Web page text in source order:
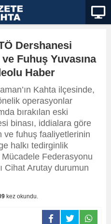
Dershanesi
Fuhuş Yuvasına
Haber
Kahta ilçesinde,
operasyonlar
bırakılan eski
binası, iddialara göre
ve fuhuş faaliyetlerinin
halkı tedirginlik
Federasyonu
Cihat Arutay durumun
kez okundu.